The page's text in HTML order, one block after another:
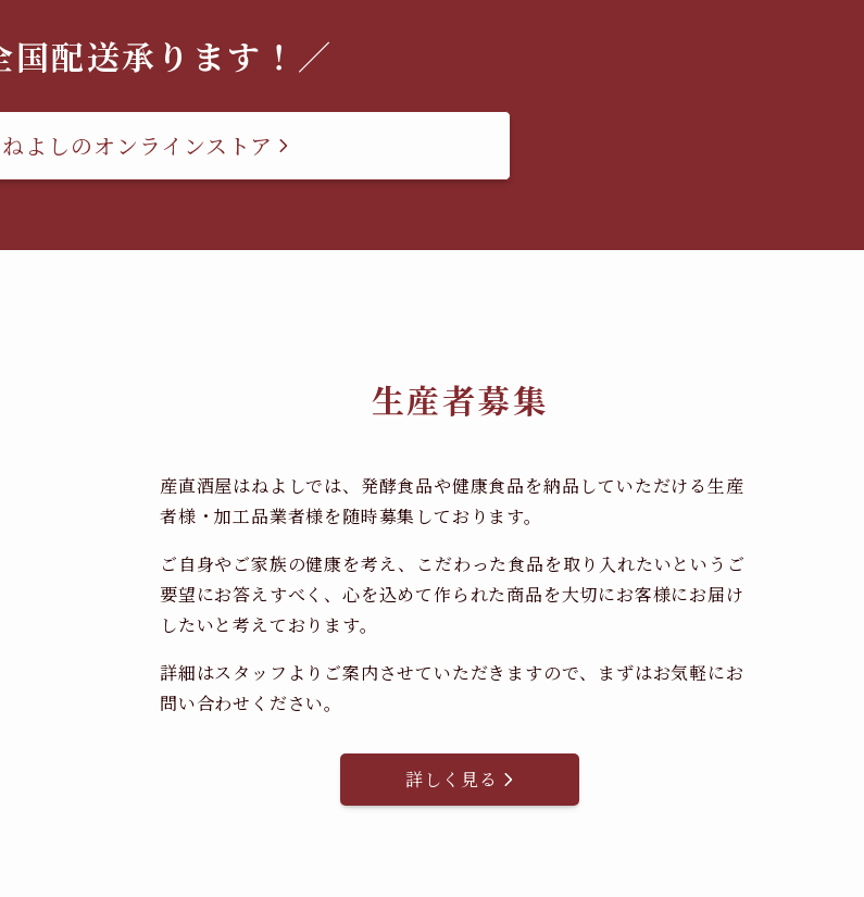
国配送承ります！／
よしのオンラインストア
生産者募集
産直酒屋はねよしでは、発酵食品や健康食品を納品していただける生産
者様・加工品業者様を随時募集しております。
ご自身やご家族の健康を考え、こだわった食品を取り入れたいというご
要望にお答えすべく、心を込めて作られた商品を大切にお客様にお届け
したいと考えております。
詳細はスタッフよりご案内させていただきますので、まずはお気軽にお
問い合わせください。
詳しく見る